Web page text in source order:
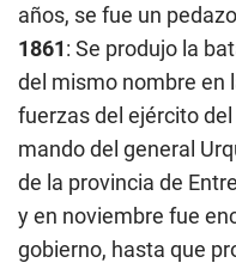
años, se fue un
1861: Se produjo la
del mismo nombre en
fuerzas del ejército
mando del general
de la provincia de
y en noviembre fue
gobierno, hasta que